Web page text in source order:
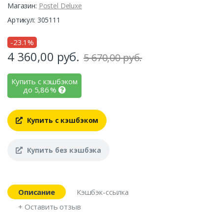
Магазин: Postel Deluxe
Артикул: 305111
-23.1%
4 360,00 руб. 5 670,00 руб.
Купить с кэшбэком
до 5,86%
Купить с кэшбэком
Купить без кэшбэка
Описание
Кэшбэк-ссылка
+ Оставить отзыв